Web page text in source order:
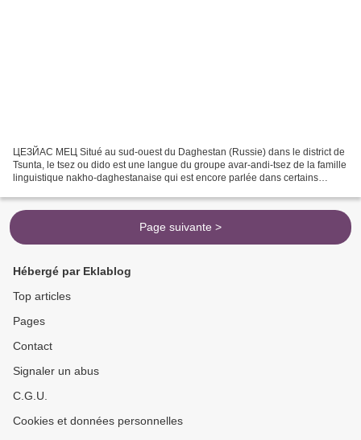
ЦЕЗЙАС МЕЦ Situé au sud-ouest du Daghestan (Russie) dans le district de
Tsunta, le tsez ou dido est une langue du groupe avar-andi-tsez de la famille
linguistique nakho-daghestanaise qui est encore parlée dans certains
Page suivante >
Hébergé par Eklablog
Top articles
Pages
Contact
Signaler un abus
C.G.U.
Cookies et données personnelles